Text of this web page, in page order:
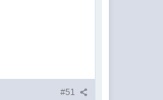
#51